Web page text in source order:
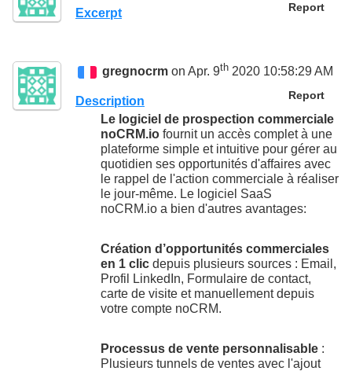
Report
Excerpt
gregnocrm on Apr. 9th 2020 10:58:29 AM
Report
Description
Le logiciel de prospection commerciale
noCRM.io fournit un accès complet à une
plateforme simple et intuitive pour gérer au
quotidien ses opportunités d'affaires avec
le rappel de l'action commerciale à réaliser
le jour-même. Le logiciel SaaS
noCRM.io a bien d'autres avantages:
Création d’opportunités commerciales
en 1 clic depuis plusieurs sources : Email,
Profil LinkedIn, Formulaire de contact,
carte de visite et manuellement depuis
votre compte noCRM.
Processus de vente personnalisable :
Plusieurs tunnels de ventes avec l'ajout